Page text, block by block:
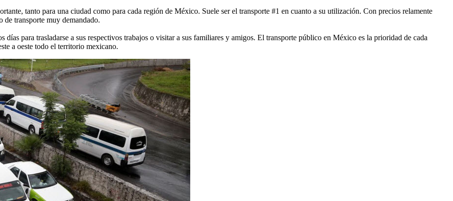
tanto para una ciudad como para cada región de México. Suele ser el transporte #1 en cuanto a su utilización. Con precios relamente
de transporte muy demandado.
días para trasladarse a sus respectivos trabajos o visitar a sus familiares y amigos. El transporte público en México es la prioridad de cada
a oeste todo el territorio mexicano.